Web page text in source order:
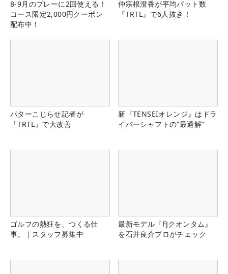
8-9月のプレーに2回使える！
コース限定2,000円クーポン
配布中！
仲宗根澄香が平均パット数
『TRTL』で6人抜き！
パターこじらせ記者が
「TRTL」で大改善
新『TENSEIオレンジ』はドラ
イバーシャフトの“最適解”
ゴルフの熱狂を、つくる仕
事。｜スタッフ募集中
最新モデル『FJクオンタム』
を石井良介プロがチェック